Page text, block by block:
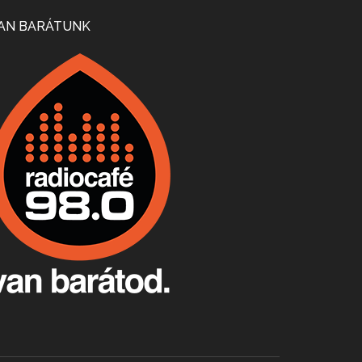
Apr 24, 2026 • 00:38:10
Villány, kékfrankos, Jackfall
Apr 17, 2026 • 00:35:38
Apr 9, 2026 • 00:37:17
BARÁTUNK